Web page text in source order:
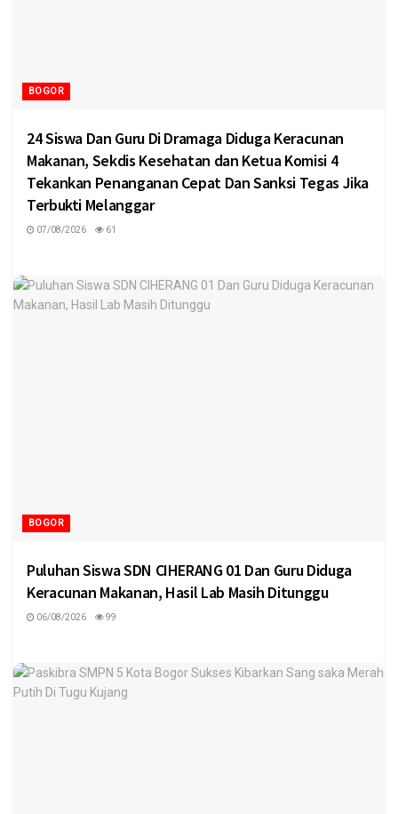
BOGOR
24 Siswa Dan Guru Di Dramaga Diduga Keracunan
Makanan, Sekdis Kesehatan dan Ketua Komisi 4
Tekankan Penanganan Cepat Dan Sanksi Tegas Jika
Terbukti Melanggar
07/08/2026 61
BOGOR
Puluhan Siswa SDN CIHERANG 01 Dan Guru Diduga
Keracunan Makanan, Hasil Lab Masih Ditunggu
06/08/2026 99